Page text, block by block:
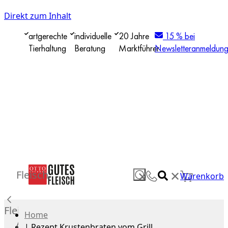
Direkt zum Inhalt
artgerechte
Tierhaltung
individuelle
Beratung
20 Jahre
Marktführer
15 % bei
Newsletteranmeldung
✕ ✕Warenkorb
Fleisch
Fleisch
Alle
Home